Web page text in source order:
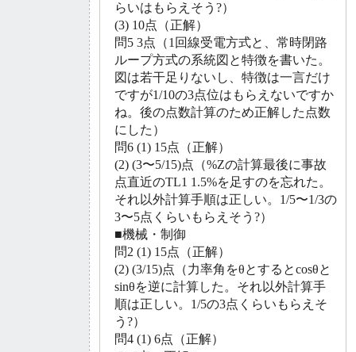
らいはもらえそう?）
(3) 10点（正解）
問5 3点（1回線受電方式と、常時閉路
ループ方式の系統図と特徴を書いた。
図は若干足りないし、特徴は一言だけ
ですが1/10の3点位はもらえないですか
ね。後の点数計算のため正解した点数
にした）
問6 (1) 15点（正解）
(2) (3〜5/15)点（%Zの計算最後に事故
点直近のTL1 1.5%を足すのを忘れた。
それ以外計算手順は正しい。1/5〜1/3の
3〜5点くらいもらえそう?）
■機械・制御
問2 (1) 15点（正解）
(2) (3/15)点（力率角をθとするとcosθと
sinθを逆に計算した。それ以外計算手
順は正しい。1/5の3点くらいもらえそ
う?）
問4 (1) 6点（正解）